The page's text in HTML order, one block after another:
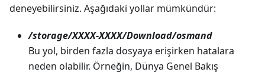
deneyebilirsiniz. Aşağıdaki yollar mümkündür:
/storage/XXXX-XXXX/Download/osmand
Bu yol, birden fazla dosyaya erişirken hatalara
neden olabilir. Örneğin, Dünya Genel Bakış